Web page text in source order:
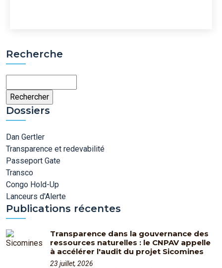
Recherche
Dossiers
Dan Gertler
Transparence et redevabilité
Passeport Gate
Transco
Congo Hold-Up
Lanceurs d'Alerte
Publications récentes
Transparence dans la gouvernance des
ressources naturelles : le CNPAV appelle
à accélérer l'audit du projet Sicomines
23 juillet, 2026